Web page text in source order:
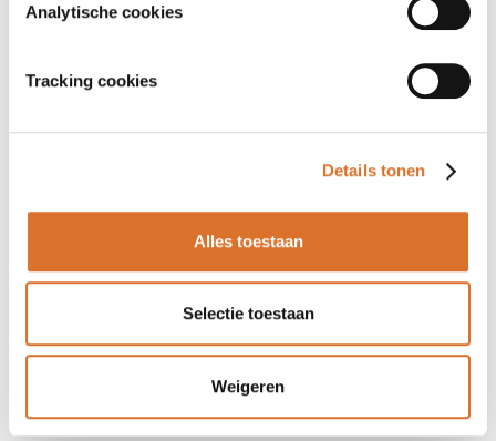
Analytische cookies
Tracking cookies
Details tonen
Alles toestaan
Selectie toestaan
Weigeren